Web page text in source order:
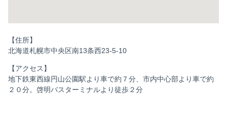
【住所】
北海道札幌市中央区南13条西23-5-10
【アクセス】
地下鉄東西線円山公園駅より車で約７分、市内中心部より車で約
２０分。啓明バスターミナルより徒歩２分